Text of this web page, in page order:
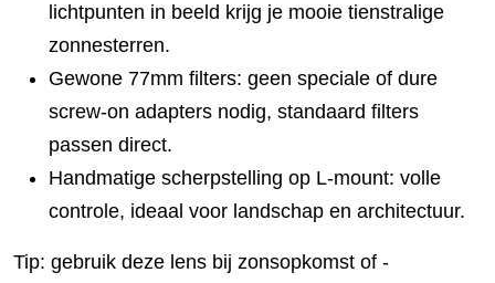
lichtpunten in beeld krijg je mooie tienstralige
zonnesterren.
Gewone 77mm filters: geen speciale of dure
screw-on adapters nodig, standaard filters
passen direct.
Handmatige scherpstelling op L-mount: volle
controle, ideaal voor landschap en architectuur.
Tip: gebruik deze lens bij zonsopkomst of -